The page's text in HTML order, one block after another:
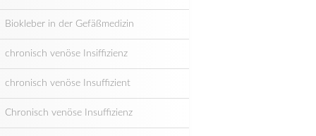
Biokleber in der Gefäßmedizin
chronisch venöse Insiffizienz
chronisch venöse Insuffizient
Chronisch venöse Insuffizienz